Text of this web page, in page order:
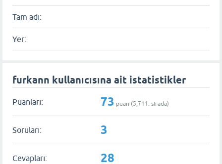
Tam adı:
Yer:
furkann kullanıcısına ait istatistikler
Puanları: 73 puan (5,711 . sırada)
Soruları: 3
Cevapları: 28